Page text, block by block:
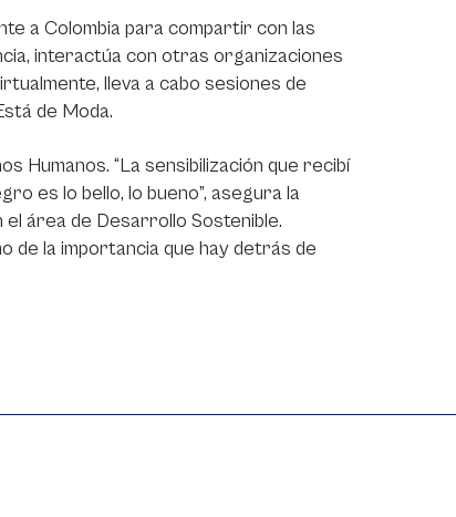
a Colombia para compartir con las
interactúa con otras organizaciones
lleva a cabo sesiones de
de Moda.
Humanos. “La sensibilización que recibí
es lo bello, lo bueno”, asegura la
el área de Desarrollo Sostenible.
de la importancia que hay detrás de